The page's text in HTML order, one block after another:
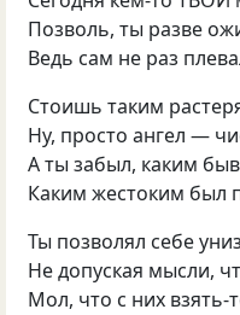
Позволь, ты разве
Ведь сам не раз
Стоишь таким
Ну, просто ангел —
А ты забыл, каким
Каким жестоким был
Ты позволял себе
Не допуская мысли,
Мол, что с них взять-